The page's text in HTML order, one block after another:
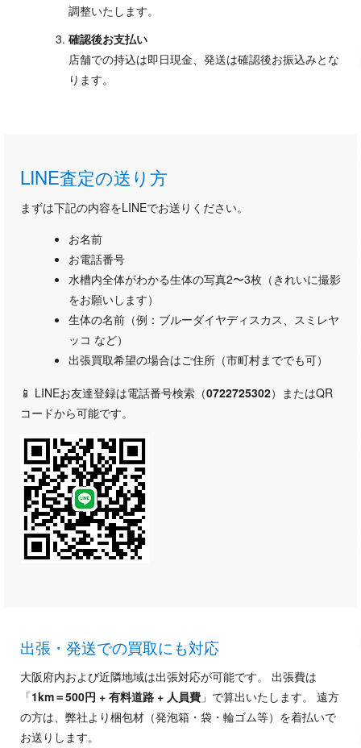
調整いたします。
確認後お支払い
店舗での持込は即日現金、発送は確認後お振込みとな
ります。
LINE査定の送り方
まずは下記の内容をLINEでお送りください。
お名前
お電話番号
水槽内全体がわかる生体の写真2〜3枚（きれいに撮影
をお願いします）
生体の名前（例：ブルーダイヤディスカス、スミレヤ
ッコ など）
出張買取希望の場合はご住所（市町村まででも可）
📱 LINEお友達登録は電話番号検索（0722725302）またはQR
コードから可能です。
出張・発送での買取にも対応
大阪府内および近隣地域は出張対応が可能です。 出張費は
「1km＝500円 + 有料道路 + 人員費 」で算出いたします。 遠方
の方は、弊社より梱包材（発泡箱・袋・輪ゴム等）を着払いで
お送りします。